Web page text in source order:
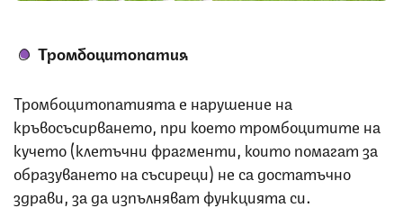
Тромбоцитопатия
Тромбоцитопатията е нарушение на
кръвосъсирването, при което тромбоцитите на
кучето (клетъчни фрагменти, които помагат за
образуването на съсиреци) не са достатъчно
здрави, за да изпълняват функцията си.